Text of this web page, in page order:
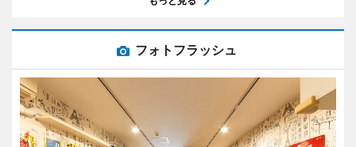
フォトフラッシュ